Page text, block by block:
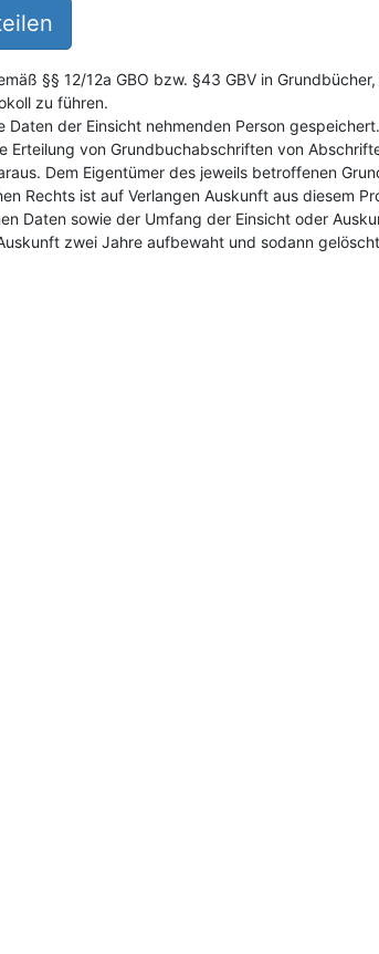
§§ 12/12a GBO bzw. §43 GBV in
zu führen.
Daten der Einsicht nehmenden Person gespeichert.
Erteilung von Grundbuchabschriften von
Dem Eigentümer des jeweils betroffenen
Rechts ist auf Verlangen Auskunft aus diesem
Daten sowie der Umfang der Einsicht oder
zwei Jahre aufbewaht und sodann